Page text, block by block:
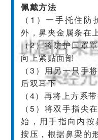
佩戴方法
（1）一手托住
外，鼻夹金属条在
（2）将防护口罩
向上紧贴面部
（3）用另一只手
后双耳下
（4）再将上方系
（5）将双手指尖
始，用手指向内
按压，根据鼻梁的